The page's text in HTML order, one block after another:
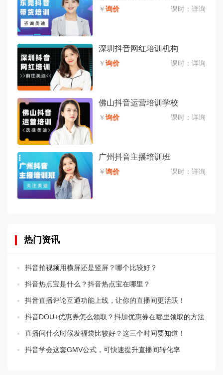
￥询价 课时： 详询
深圳抖音网红培训机构
￥询价 课时： 详询
佛山抖音运营培训学校
￥询价 课时： 详询
广州抖音主播培训班
￥询价 课时： 详询
热门资讯
抖音拍视频用横屏还是竖屏？哪个比较好？
抖音热点宝是什么？抖音热点宝在哪里？
抖音直播评论互通功能上线，让你的直播间更活跃！
抖音DOU+优惠券怎么领取？抖加优惠券在哪里领取的方法
直播间什么时候发福袋比较好？这三个时间要知道！
抖音学会这套GMV公式，可快速提升直播间转化率